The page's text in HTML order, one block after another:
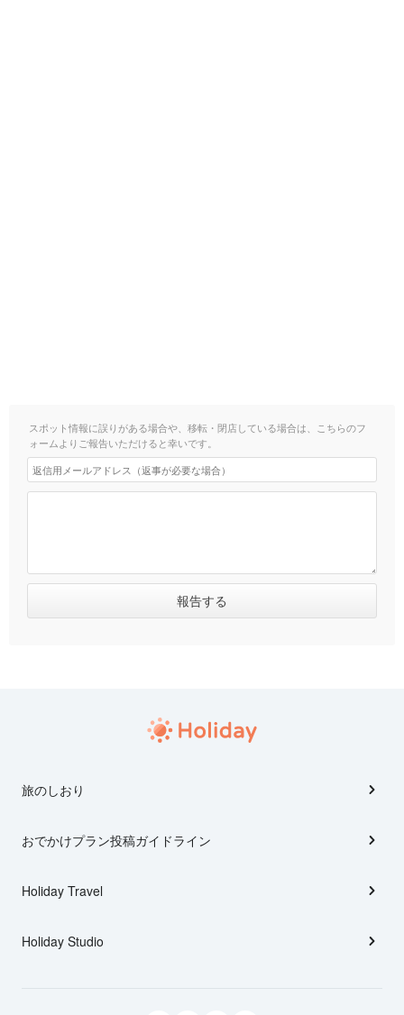
スポット情報に誤りがある場合や、移転・閉店している場合は、こちらのフ
ォームよりご報告いただけると幸いです。
旅のしおり
おでかけプラン投稿ガイドライン
Holiday Travel
Holiday Studio